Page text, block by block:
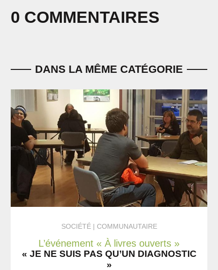
0 COMMENTAIRES
DANS LA MÊME CATÉGORIE
SOCIÉTÉ COMMUNAUTAIRE
L’événement « À livres ouverts »
« JE NE SUIS PAS QU’UN DIAGNOSTIC
»